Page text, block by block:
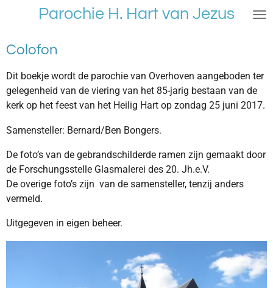
naar
de
hoofdinhoud
Parochie H. Hart van Jezus
Colofon
Dit boekje wordt de parochie van Overhoven aangeboden ter
gelegenheid van de viering van het 85-jarig bestaan van de
kerk op het feest van het Heilig Hart op zondag 25 juni 2017.
Samensteller: Bernard/Ben Bongers.
De foto’s van de gebrandschilderde ramen zijn gemaakt door
de Forschungsstelle Glasmalerei des 20. Jh.e.V.
De overige foto’s zijn van de samensteller, tenzij anders
vermeld.
Uitgegeven in eigen beheer.